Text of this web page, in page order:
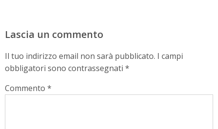
Lascia un commento
Il tuo indirizzo email non sarà pubblicato. I campi
obbligatori sono contrassegnati *
Commento *